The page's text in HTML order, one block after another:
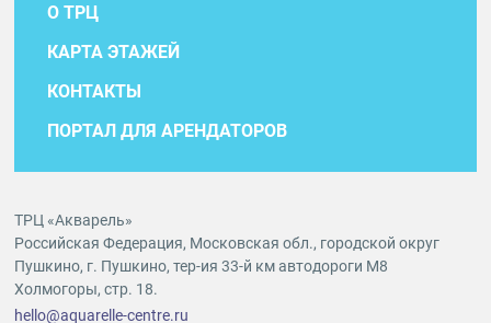
О ТРЦ
КАРТА ЭТАЖЕЙ
КОНТАКТЫ
ПОРТАЛ ДЛЯ АРЕНДАТОРОВ
ТРЦ «Акварель»
Российская Федерация, Московская обл., городской округ
Пушкино, г. Пушкино, тер-ия 33-й км автодороги М8
Холмогоры, стр. 18.
hello@aquarelle-centre.ru